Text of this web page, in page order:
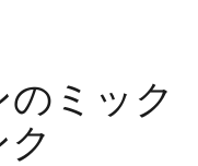
ミック